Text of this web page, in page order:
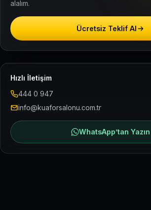
alalım.
Ücretsiz Teklif Al
Hızlı İletişim
444 0 947
info@kuaforsalonu.com.tr
WhatsApp’tan Yazın